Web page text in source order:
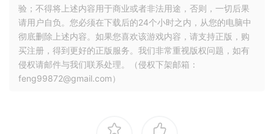
验；不得将上述内容用于商业或者非法用途，否则，一切后果
请用户自负。您必须在下载后的24个小时之内，从您的电脑中
彻底删除上述内容。如果您喜欢该游戏内容，请支持正版，购
买注册，得到更好的正版服务。我们非常重视版权问题，如有
侵权请邮件与我们联系处理。（侵权下架邮箱：
feng99872@gmail.com）